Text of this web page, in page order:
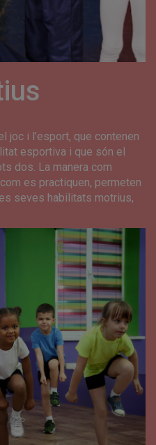
joc i l’esport, que contenen
esportiva i que són el
dos. La manera com
es practiquen, permeten
seves habilitats motrius,